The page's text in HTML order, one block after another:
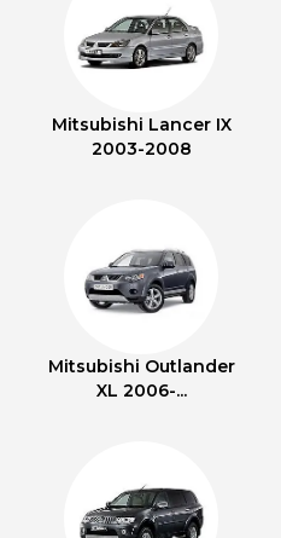
Mitsubishi Lancer IX
2003-2008
Mitsubishi Outlander
XL 2006-...